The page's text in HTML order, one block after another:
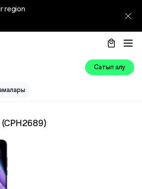
region
Сатып алу
(CPH2689)